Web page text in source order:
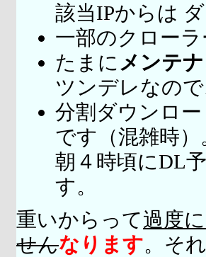
該当IPからは
一部のクロー
たまに メンテ
ツンデレなので
分割ダウンロ
です（混雑時）
朝４時頃にDL
す。
重いからって過度
せんなります。そ